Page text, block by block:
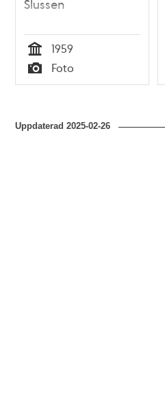
Slussen
Tid
1959
Typ
Foto
Uppdaterad2025-02-26